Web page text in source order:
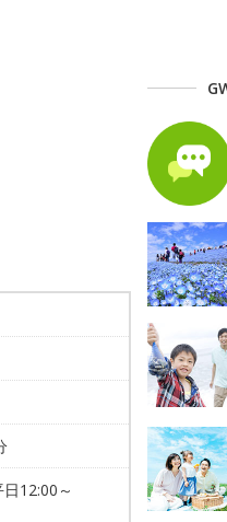
12:00～